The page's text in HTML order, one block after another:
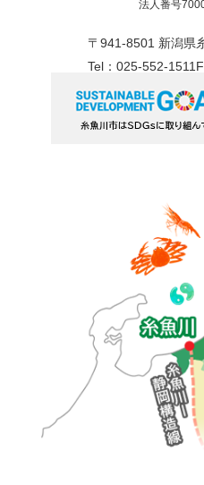
法人番号
〒941-8501 新潟県
Tel：025-552-1511